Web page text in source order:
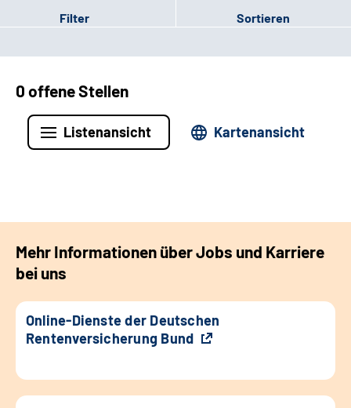
Filter Sortieren
0 offene Stellen
Listenansicht Kartenansicht
Mehr Informationen über Jobs und Karriere
bei uns
Online-Dienste der Deutschen
Rentenversicherung Bund